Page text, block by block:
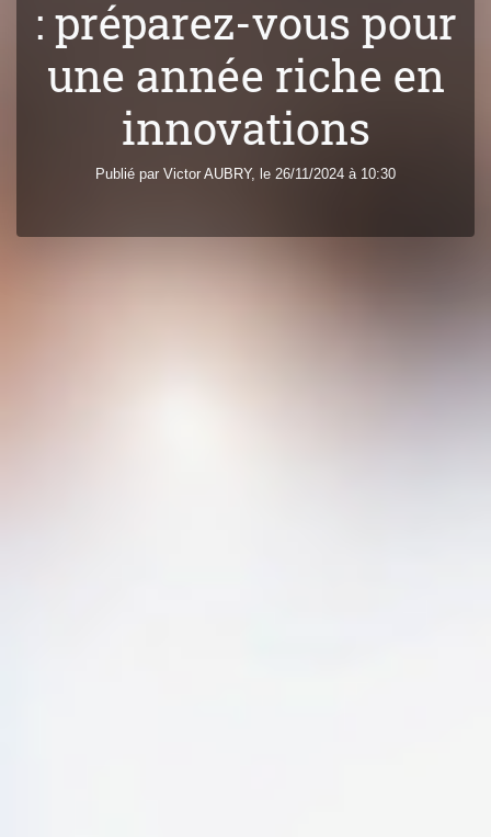
: préparez-vous pour
une année riche en
innovations
Publié par Victor AUBRY, le 26/11/2024 à 10:30